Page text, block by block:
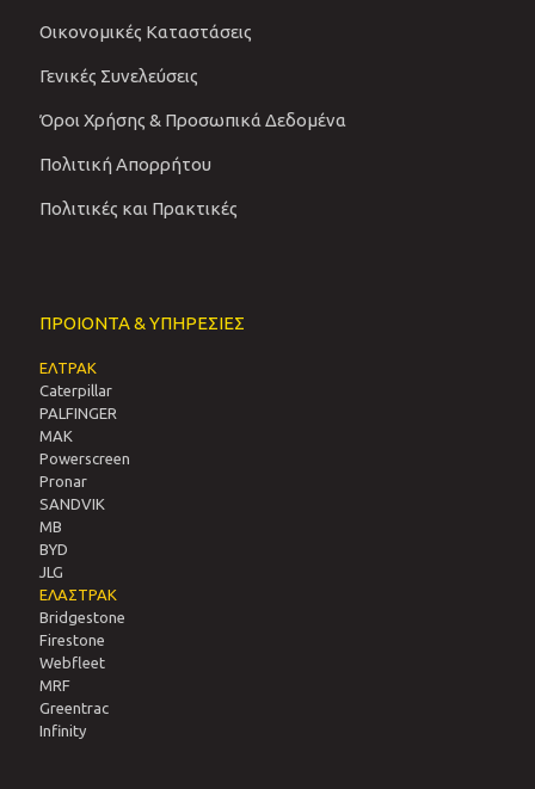
Οικονομικές Καταστάσεις
Γενικές Συνελεύσεις
Όροι Χρήσης & Προσωπικά Δεδομένα
Πολιτική Απορρήτου
Πολιτικές και Πρακτικές
ΠΡΟΙΟΝΤΑ & ΥΠΗΡΕΣΙΕΣ
ΕΛΤΡΑΚ
Caterpillar
PALFINGER
MAK
Powerscreen
Pronar
SANDVIΚ
MB
BYD
JLG
ΕΛΑΣΤΡΑΚ
Bridgestone
Firestone
Webfleet
MRF
Greentrac
Infinity